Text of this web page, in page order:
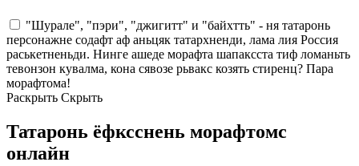
"Шурале", "пэри", "джигитт" и "байхтть" - ня татаронь
персонажне содафт аф аньцяк татархненди, лама лия Россия
раськетненьди. Нинге ашеде морафта шапаксста тиф ломаньть
тевонзон кувалма, кона сявозе рьвакс козять стиренц? Пара
морафтома!
Раскрыть Скрыть
Татаронь ёфксснень морафтомс
онлайн